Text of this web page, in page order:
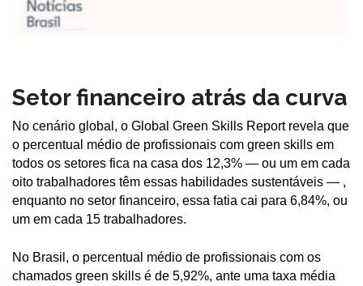
Setor financeiro atrás da curva
No cenário global, o Global Green Skills Report revela que
o percentual médio de profissionais com green skills em
todos os setores fica na casa dos 12,3% — ou um em cada
oito trabalhadores têm essas habilidades sustentáveis — ,
enquanto no setor financeiro, essa fatia cai para 6,84%, ou
um em cada 15 trabalhadores.
No Brasil, o percentual médio de profissionais com os
chamados green skills é de 5,92%, ante uma taxa média